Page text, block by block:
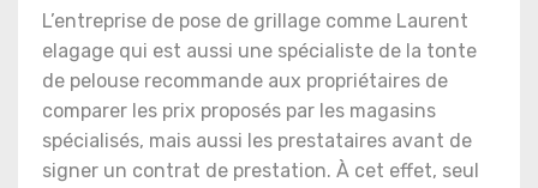
L’entreprise de pose de grillage comme Laurent
elagage qui est aussi une spécialiste de la tonte
de pelouse recommande aux propriétaires de
comparer les prix proposés par les magasins
spécialisés, mais aussi les prestataires avant de
signer un contrat de prestation. À cet effet, seul